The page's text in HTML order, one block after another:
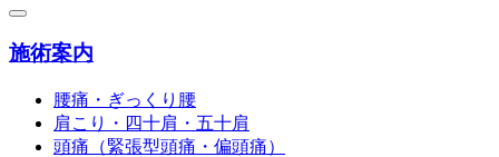
施術案内
腰痛・ぎっくり腰
肩こり・四十肩・五十肩
頭痛（緊張型頭痛・偏頭痛）